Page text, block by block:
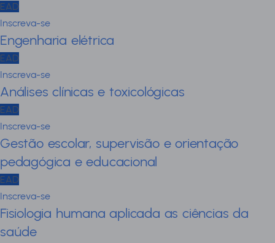
EAD
Inscreva-se
Engenharia elétrica
EAD
Inscreva-se
Análises clínicas e toxicológicas
EAD
Inscreva-se
Gestão escolar, supervisão e orientação
pedagógica e educacional
EAD
Inscreva-se
Fisiologia humana aplicada as ciências da
saúde